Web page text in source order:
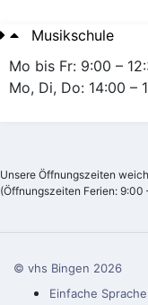
Musikschule
Mo bis Fr: 9:00 –
Mo, Di, Do: 14:00 –
Unsere Öffnungszeiten
(Öffnungszeiten Ferien: 9:00
© vhs Bingen 2026
Einfache Sprache